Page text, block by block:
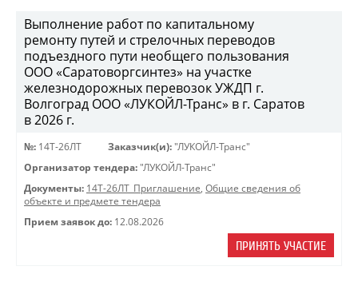
Выполнение работ по капитальному
ремонту путей и стрелочных переводов
подъездного пути необщего пользования
ООО «Саратоворгсинтез» на участке
железнодорожных перевозок УЖДП г.
Волгоград ООО «ЛУКОЙЛ-Транс» в г. Саратов
в 2026 г.
№: 14Т-26ЛТ Заказчик(и): "ЛУКОЙЛ-Транс"
Организатор тендера: "ЛУКОЙЛ-Транс"
Документы: 14Т-26ЛТ_Приглашение, Общие сведения об
объекте и предмете тендера
Прием заявок до: 12.08.2026
ПРИНЯТЬ УЧАСТИЕ